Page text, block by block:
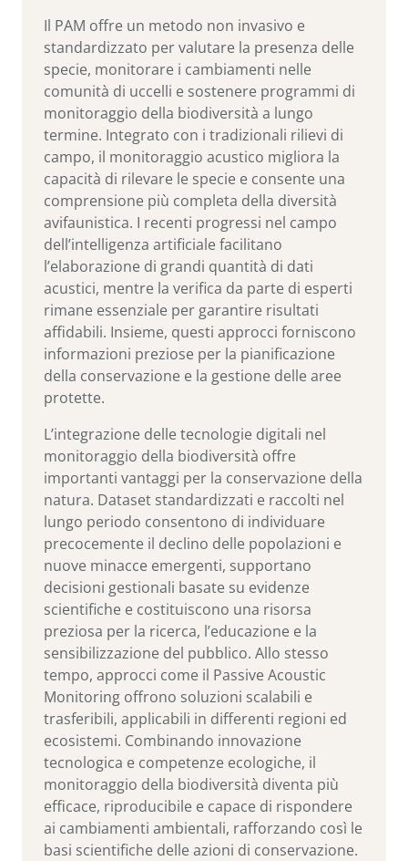
Il PAM offre un metodo non invasivo e
standardizzato per valutare la presenza delle
specie, monitorare i cambiamenti nelle
comunità di uccelli e sostenere programmi di
monitoraggio della biodiversità a lungo
termine. Integrato con i tradizionali rilievi di
campo, il monitoraggio acustico migliora la
capacità di rilevare le specie e consente una
comprensione più completa della diversità
avifaunistica. I recenti progressi nel campo
dell’intelligenza artificiale facilitano
l’elaborazione di grandi quantità di dati
acustici, mentre la verifica da parte di esperti
rimane essenziale per garantire risultati
affidabili. Insieme, questi approcci forniscono
informazioni preziose per la pianificazione
della conservazione e la gestione delle aree
protette.
L’integrazione delle tecnologie digitali nel
monitoraggio della biodiversità offre
importanti vantaggi per la conservazione della
natura. Dataset standardizzati e raccolti nel
lungo periodo consentono di individuare
precocemente il declino delle popolazioni e
nuove minacce emergenti, supportano
decisioni gestionali basate su evidenze
scientifiche e costituiscono una risorsa
preziosa per la ricerca, l’educazione e la
sensibilizzazione del pubblico. Allo stesso
tempo, approcci come il Passive Acoustic
Monitoring offrono soluzioni scalabili e
trasferibili, applicabili in differenti regioni ed
ecosistemi. Combinando innovazione
tecnologica e competenze ecologiche, il
monitoraggio della biodiversità diventa più
efficace, riproducibile e capace di rispondere
ai cambiamenti ambientali, rafforzando così le
basi scientifiche delle azioni di conservazione.